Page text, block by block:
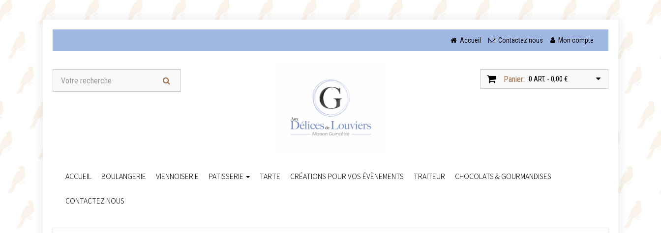
Accueil Contactez nous Mon compte
Panier: 0 ART. - 0,00 €
ACCUEIL BOULANGERIE VIENNOISERIE PATISSERIE TARTE CRÉATIONS POUR VOS ÉVÈNEMENTS TRAITEUR CHOCOLATS & GOURMANDISES
CONTACTEZ NOUS